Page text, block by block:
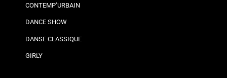
CONTEMP’URBAIN
DANCE SHOW
DANSE CLASSIQUE
GIRLY